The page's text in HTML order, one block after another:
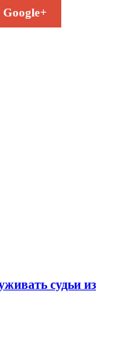
Google+
судьи из